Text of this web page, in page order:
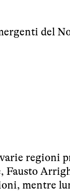
del
regioni
Fausto
mentre